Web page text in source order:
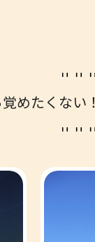
めたくない！